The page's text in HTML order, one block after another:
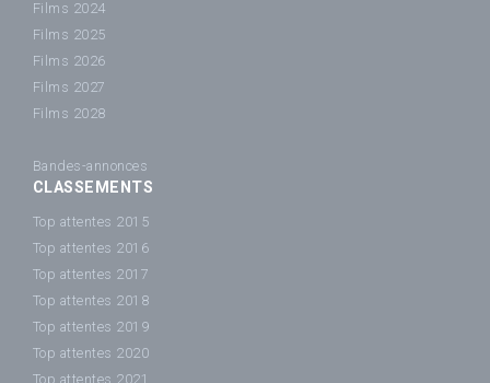
Films 2024
Films 2025
Films 2026
Films 2027
Films 2028
Bandes-annonces
CLASSEMENTS
Top attentes 2015
Top attentes 2016
Top attentes 2017
Top attentes 2018
Top attentes 2019
Top attentes 2020
Top attentes 2021